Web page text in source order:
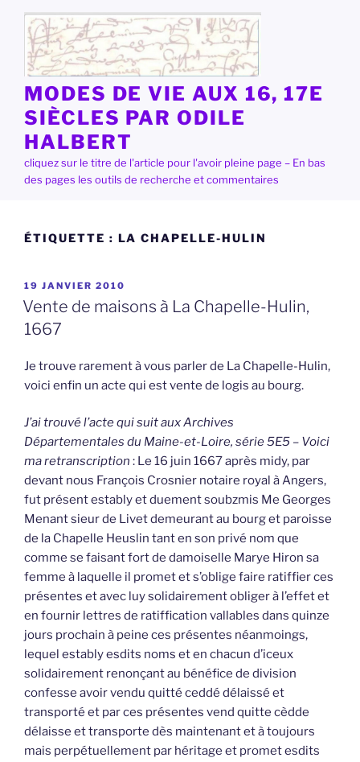
contenu
principal
MODES DE VIE AUX 16, 17E
SIÈCLES PAR ODILE
HALBERT
cliquez sur le titre de l'article pour l'avoir pleine page – En bas
des pages les outils de recherche et commentaires
ÉTIQUETTE : LA CHAPELLE-HULIN
PUBLIÉ
LE
19 JANVIER 2010
Vente de maisons à La Chapelle-Hulin,
1667
Je trouve rarement à vous parler de La Chapelle-Hulin,
voici enfin un acte qui est vente de logis au bourg.
J’ai trouvé l’acte qui suit aux Archives
Départementales du Maine-et-Loire, série 5E5 – Voici
ma retranscription : Le 16 juin 1667 après midy, par
devant nous François Crosnier notaire royal à Angers,
fut présent estably et duement soubzmis Me Georges
Menant sieur de Livet demeurant au bourg et paroisse
de la Chapelle Heuslin tant en son privé nom que
comme se faisant fort de damoiselle Marye Hiron sa
femme à laquelle il promet et s’oblige faire ratiffier ces
présentes et avec luy solidairement obliger à l’effet et
en fournir lettres de ratiffication vallables dans quinze
jours prochain à peine ces présentes néanmoings,
lequel estably esdits noms et en chacun d’iceux
solidairement renonçant au bénéfice de division
confesse avoir vendu quitté ceddé délaissé et
transporté et par ces présentes vend quitte cèdde
délaisse et transporte dès maintenant et à toujours
mais perpétuellement par héritage et promet esdits